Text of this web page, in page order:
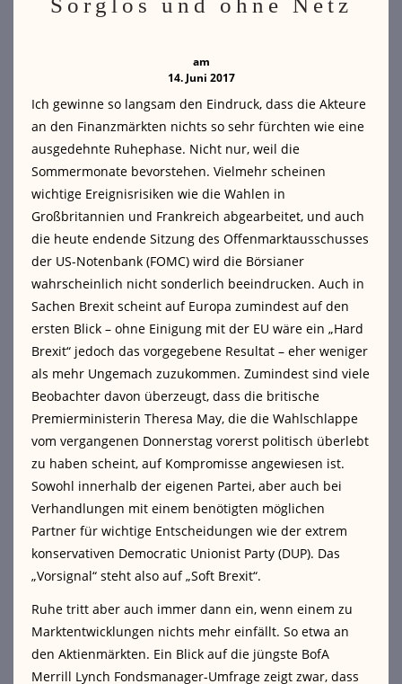
Sorglos und ohne Netz
am
14. Juni 2017
Ich gewinne so langsam den Eindruck, dass die Akteure
an den Finanzmärkten nichts so sehr fürchten wie eine
ausgedehnte Ruhephase. Nicht nur, weil die
Sommermonate bevorstehen. Vielmehr scheinen
wichtige Ereignisrisiken wie die Wahlen in
Großbritannien und Frankreich abgearbeitet, und auch
die heute endende Sitzung des Offenmarktausschusses
der US-Notenbank (FOMC) wird die Börsianer
wahrscheinlich nicht sonderlich beeindrucken. Auch in
Sachen Brexit scheint auf Europa zumindest auf den
ersten Blick – ohne Einigung mit der EU wäre ein „Hard
Brexit“ jedoch das vorgegebene Resultat – eher weniger
als mehr Ungemach zuzukommen. Zumindest sind viele
Beobachter davon überzeugt, dass die britische
Premierministerin Theresa May, die die Wahlschlappe
vom vergangenen Donnerstag vorerst politisch überlebt
zu haben scheint, auf Kompromisse angewiesen ist.
Sowohl innerhalb der eigenen Partei, aber auch bei
Verhandlungen mit einem benötigten möglichen
Partner für wichtige Entscheidungen wie der extrem
konservativen Democratic Unionist Party (DUP). Das
„Vorsignal“ steht also auf „Soft Brexit“.
Ruhe tritt aber auch immer dann ein, wenn einem zu
Marktentwicklungen nichts mehr einfällt. So etwa an
den Aktienmärkten. Ein Blick auf die jüngste BofA
Merrill Lynch Fondsmanager-Umfrage zeigt zwar, dass